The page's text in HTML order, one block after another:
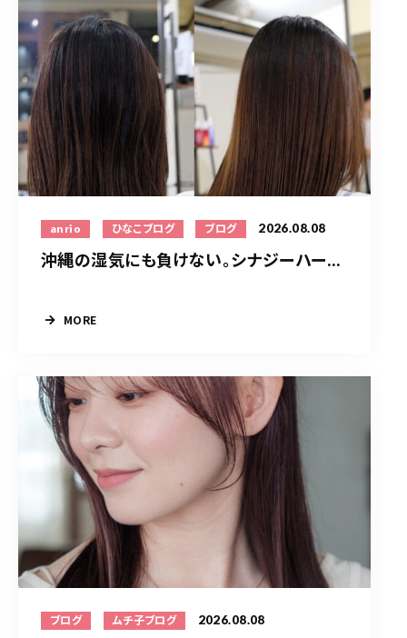
anrio ひなこブログ ブログ 2026.08.08
沖縄の湿気にも負けない。シナジーハー...
MORE
ブログ ムチ子ブログ 2026.08.08